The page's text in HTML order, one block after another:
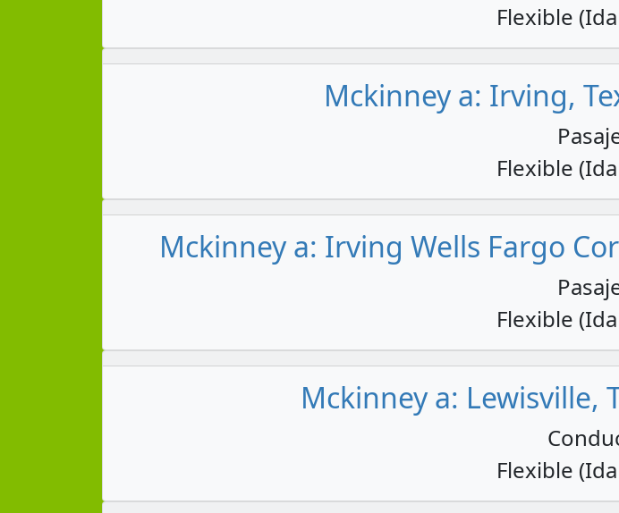
Flexible
Mckinney a: Irving,
Flexible
Mckinney a: Irving Wells Fargo
Flexible
Mckinney a: Lewisville,
Flexible